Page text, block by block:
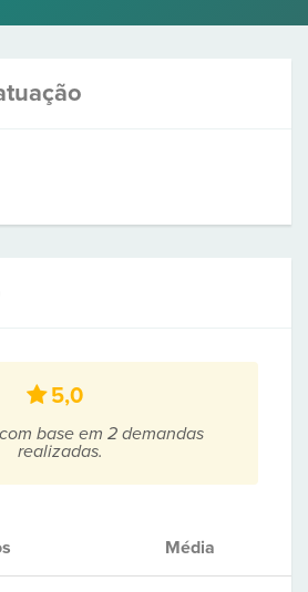
5,0
base em 2 demandas
realizadas.
Média